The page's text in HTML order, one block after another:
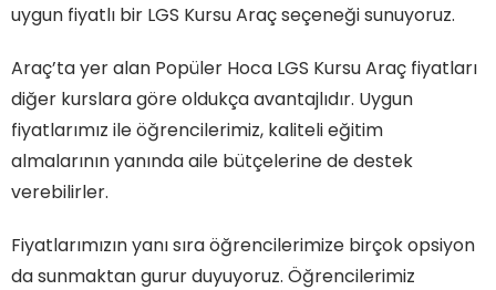
uygun fiyatlı bir LGS Kursu Araç seçeneği sunuyoruz.
Araç’ta yer alan Popüler Hoca LGS Kursu Araç fiyatları
diğer kurslara göre oldukça avantajlıdır. Uygun
fiyatlarımız ile öğrencilerimiz, kaliteli eğitim
almalarının yanında aile bütçelerine de destek
verebilirler.
Fiyatlarımızın yanı sıra öğrencilerimize birçok opsiyon
da sunmaktan gurur duyuyoruz. Öğrencilerimiz